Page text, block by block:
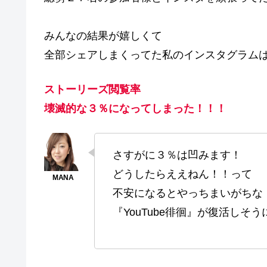
みんなの結果が嬉しくて
全部シェアしまくってた私のインスタグラム
ストーリーズ閲覧率
壊滅的な３％になってしまった！！！
さすがに３％は凹みます！
どうしたらええねん！！って
不安になるとやっちまいがちな
『YouTube徘徊』が復活しそう